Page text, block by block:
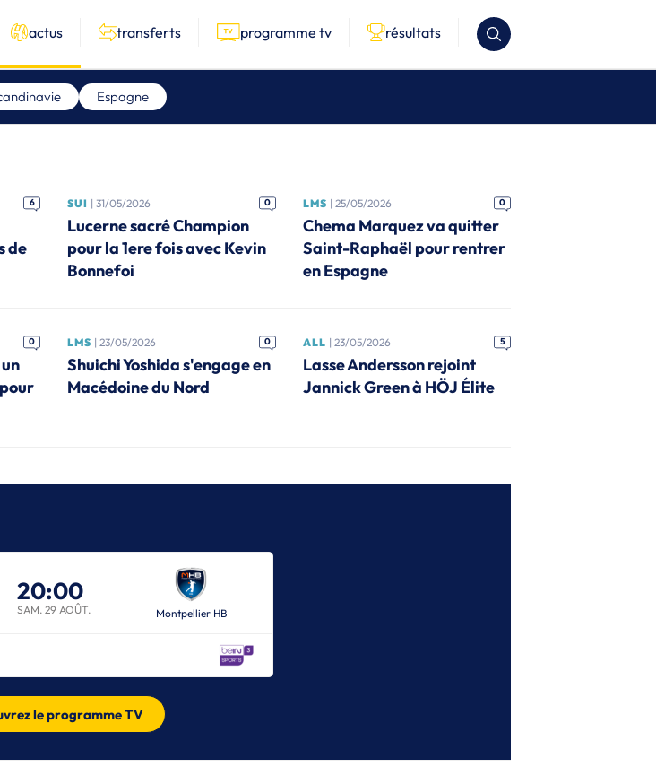
actus transferts programme tv résultats
Espagne
6
de
SUI | 31/05/2026 0
Lucerne sacré Champion
pour la 1ere fois avec Kevin
Bonnefoi
LMS | 25/05/2026 0
Chema Marquez va quitter
Saint-Raphaël pour rentrer
en Espagne
0 LMS | 23/05/2026 0
Shuichi Yoshida s'engage en
Macédoine du Nord
ALL | 23/05/2026 5
Lasse Andersson rejoint
Jannick Green à HÖJ Élite
20:00
SAM. 29 AOÛT. Montpellier HB
le programme TV